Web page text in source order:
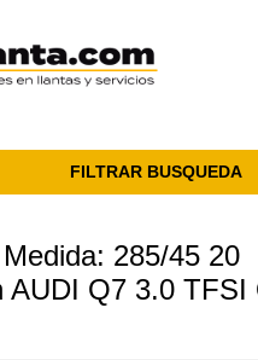
FILTRAR BUSQUEDA
285/45 20
AUDI Q7 3.0 TFSI